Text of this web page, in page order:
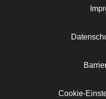
Cookie-